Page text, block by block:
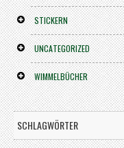
STICKERN
UNCATEGORIZED
WIMMELBÜCHER
SCHLAGWÖRTER